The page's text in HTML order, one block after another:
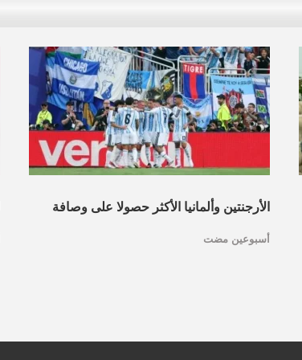
الأرجنتين وألمانيا الأكثر حصولا على وصافة
أسبوعين مضت